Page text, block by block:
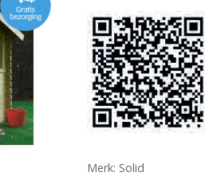
Merk: Solid